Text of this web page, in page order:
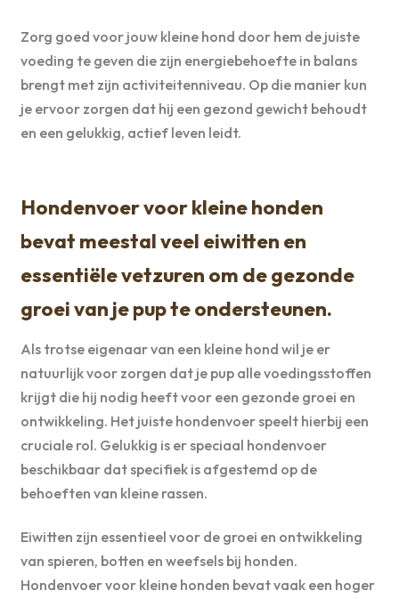
Zorg goed voor jouw kleine hond door hem de juiste
voeding te geven die zijn energiebehoefte in balans
brengt met zijn activiteitenniveau. Op die manier kun
je ervoor zorgen dat hij een gezond gewicht behoudt
en een gelukkig, actief leven leidt.
Hondenvoer voor kleine honden
bevat meestal veel eiwitten en
essentiële vetzuren om de gezonde
groei van je pup te ondersteunen.
Als trotse eigenaar van een kleine hond wil je er
natuurlijk voor zorgen dat je pup alle voedingsstoffen
krijgt die hij nodig heeft voor een gezonde groei en
ontwikkeling. Het juiste hondenvoer speelt hierbij een
cruciale rol. Gelukkig is er speciaal hondenvoer
beschikbaar dat specifiek is afgestemd op de
behoeften van kleine rassen.
Eiwitten zijn essentieel voor de groei en ontwikkeling
van spieren, botten en weefsels bij honden.
Hondenvoer voor kleine honden bevat vaak een hoger